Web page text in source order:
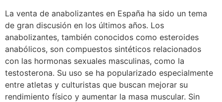
La venta de anabolizantes en España ha sido un tema
de gran discusión en los últimos años. Los
anabolizantes, también conocidos como esteroides
anabólicos, son compuestos sintéticos relacionados
con las hormonas sexuales masculinas, como la
testosterona. Su uso se ha popularizado especialmente
entre atletas y culturistas que buscan mejorar su
rendimiento físico y aumentar la masa muscular. Sin